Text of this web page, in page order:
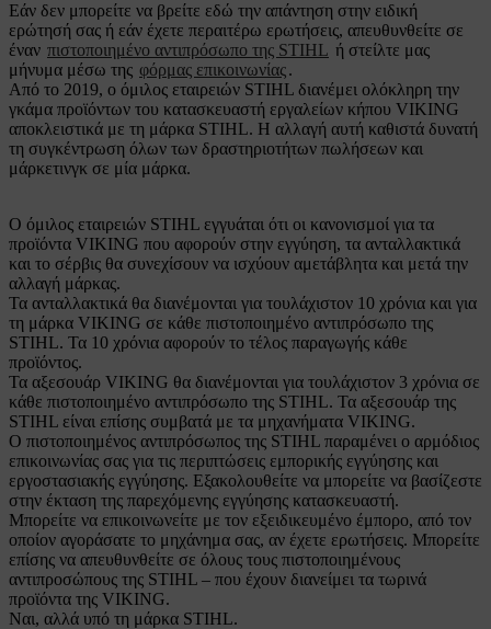
Εάν δεν μπορείτε να βρείτε εδώ την απάντηση στην ειδική
ερώτησή σας ή εάν έχετε περαιτέρω ερωτήσεις, απευθυνθείτε σε
έναν πιστοποιημένο αντιπρόσωπο της STIHL ή στείλτε μας
μήνυμα μέσω της φόρμας επικοινωνίας.
Από το 2019, ο όμιλος εταιρειών STIHL διανέμει ολόκληρη την
γκάμα προϊόντων του κατασκευαστή εργαλείων κήπου VIKING
αποκλειστικά με τη μάρκα STIHL. Η αλλαγή αυτή καθιστά δυνατή
τη συγκέντρωση όλων των δραστηριοτήτων πωλήσεων και
μάρκετινγκ σε μία μάρκα.
Ο όμιλος εταιρειών STIHL εγγυάται ότι οι κανονισμοί για τα
προϊόντα VIKING που αφορούν στην εγγύηση, τα ανταλλακτικά
και το σέρβις θα συνεχίσουν να ισχύουν αμετάβλητα και μετά την
αλλαγή μάρκας.
Τα ανταλλακτικά θα διανέμονται για τουλάχιστον 10 χρόνια και για
τη μάρκα VIKING σε κάθε πιστοποιημένο αντιπρόσωπο της
STIHL. Τα 10 χρόνια αφορούν το τέλος παραγωγής κάθε
προϊόντος.
Τα αξεσουάρ VIKING θα διανέμονται για τουλάχιστον 3 χρόνια σε
κάθε πιστοποιημένο αντιπρόσωπο της STIHL. Τα αξεσουάρ της
STIHL είναι επίσης συμβατά με τα μηχανήματα VIKING.
Ο πιστοποιημένος αντιπρόσωπος της STIHL παραμένει ο αρμόδιος
επικοινωνίας σας για τις περιπτώσεις εμπορικής εγγύησης και
εργοστασιακής εγγύησης. Εξακολουθείτε να μπορείτε να βασίζεστε
στην έκταση της παρεχόμενης εγγύησης κατασκευαστή.
Μπορείτε να επικοινωνείτε με τον εξειδικευμένο έμπορο, από τον
οποίον αγοράσατε το μηχάνημα σας, αν έχετε ερωτήσεις. Μπορείτε
επίσης να απευθυνθείτε σε όλους τους πιστοποιημένους
αντιπροσώπους της STIHL – που έχουν διανείμει τα τωρινά
προϊόντα της VIKING.
Ναι, αλλά υπό τη μάρκα STIHL.